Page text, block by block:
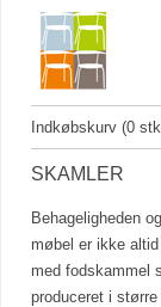
Indkøbskurv (0
SKAMLER
Behageligheden
møbel er ikke
med fodskammel
produceret i